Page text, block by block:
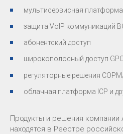
мультисервисная платформа
защита VoIP коммуникаций
абонентский доступ
широкополосный доступ
регуляторные решения
облачная платформа ICP и
Продукты и решения
находятся в Реестре